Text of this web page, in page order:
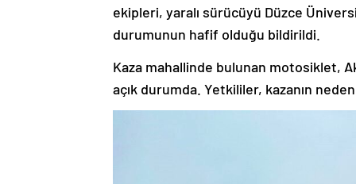
ekipleri, yaralı sürücüyü Düzce
durumunun hafif olduğu bildirildi.
Kaza mahallinde bulunan motosiklet,
açık durumda. Yetkililer, kazanın